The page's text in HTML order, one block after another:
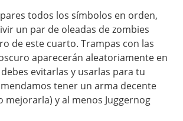
todos los símbolos en orden,
un par de oleadas de zombies
de este cuarto. Trampas con las
aparecerán aleatoriamente en
evitarlas y usarlas para tu
tener un arma decente
mejorarla) y al menos Juggernog